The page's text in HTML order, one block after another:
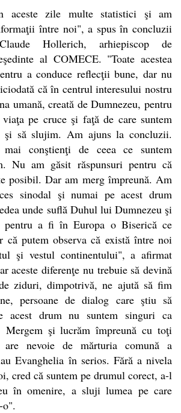
aceste zile multe statistici şi am
între noi", a spus în concluzii
Hollerich, arhiepiscop de
al COMECE. "Toate acestea
a conduce reflecţii bune, dar nu
că în centrul interesului nostru
umană, creată de Dumnezeu, pentru
pe cruce şi faţă de care suntem
şi să slujim. Am ajuns la concluzii.
mai conştienţi de ceea ce suntem
Nu am găsit răspunsuri pentru că
posibil. Dar am merg împreună. Am
sinodal şi numai pe acest drum
unde suflă Duhul lui Dumnezeu şi
pentru a fi în Europa o Biserică ce
că putem observa că există între noi
şi vestul continentului", a afirmat
aceste diferenţe nu trebuie să devină
ziduri, dimpotrivă, ne ajută să fim
persoane de dialog care ştiu să
acest drum nu suntem singuri ca
Mergem şi lucrăm împreună cu toţi
are nevoie de mărturia comună a
Evanghelia în serios. Fără a nivela
cred că suntem pe drumul corect, a-l
în omenire, a sluji lumea pe care
o".